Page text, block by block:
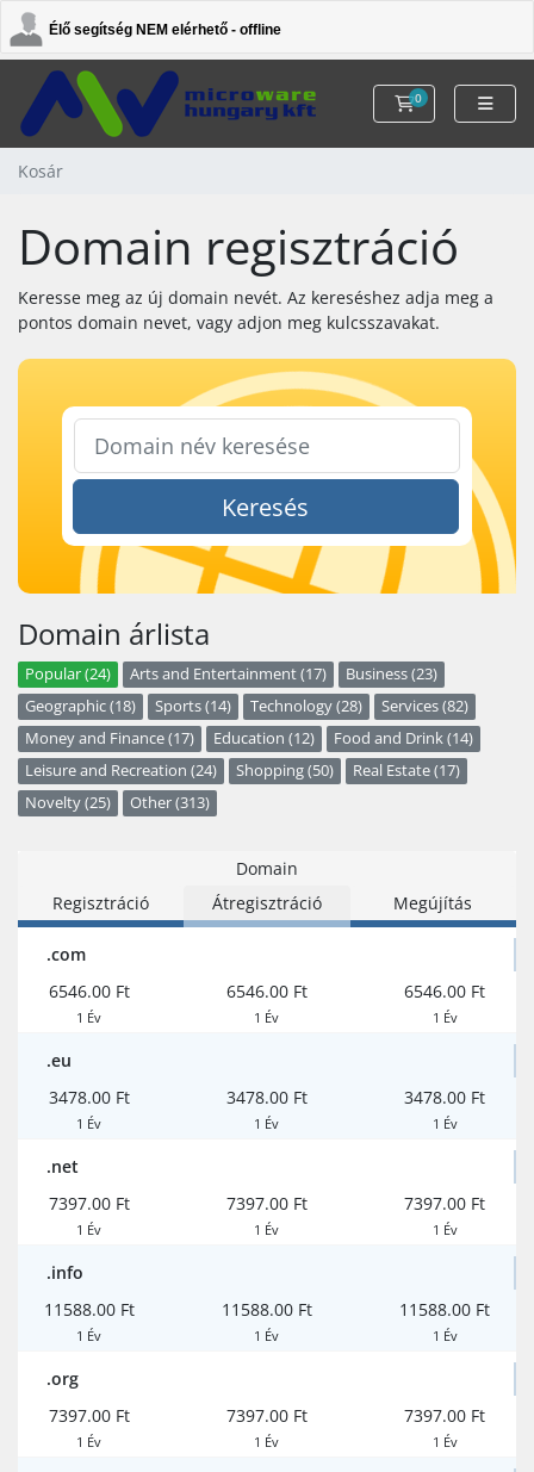
Élő segítség NEM elérhető - offline
0
Kosár
Kosár
Domain regisztráció
Keresse meg az új domain nevét. Az kereséshez adja meg a
pontos domain nevet, vagy adjon meg kulcsszavakat.
Keresés
Domain árlista
Popular (24) Arts and Entertainment (17)
Business (23)
Geographic (18)
Sports (14) Technology (28)
Services (82)
Money and Finance (17)
Education (12)
Food and Drink (14)
Leisure and Recreation (24)
Shopping (50)
Real Estate (17)
Novelty (25)
Other (313)
Domain
Regisztráció
Átregisztráció Megújítás
.com
6546.00 Ft
1 Év
6546.00 Ft
1 Év
6546.00 Ft
1 Év
.eu
3478.00 Ft
1 Év
3478.00 Ft
1 Év
3478.00 Ft
1 Év
.net
7397.00 Ft
1 Év
7397.00 Ft
1 Év
7397.00 Ft
1 Év
.info
11588.00 Ft
1 Év
11588.00 Ft
1 Év
11588.00 Ft
1 Év
.org
7397.00 Ft
1 Év
7397.00 Ft
1 Év
7397.00 Ft
1 Év